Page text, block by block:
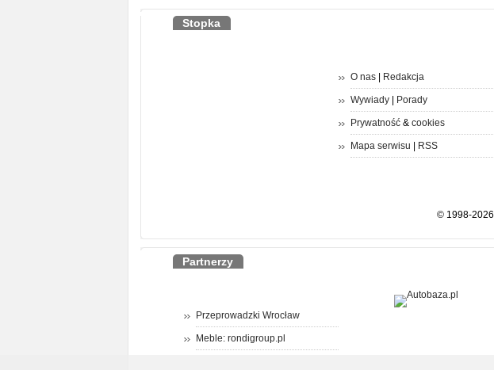
Stopka
O nas| Redakcja
Wywiady| Porady
Prywatność& cookies
Mapa serwisu | RSS
© 1998-2026
Partnerzy
Przeprowadzki Wrocław
Meble: rondigroup.pl